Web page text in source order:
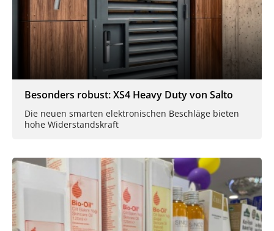
Besonders robust: XS4 Heavy Duty von Salto
Die neuen smarten elektronischen Beschläge bieten
hohe Widerstandskraft